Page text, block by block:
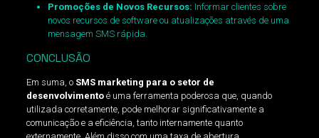
Promoções de Novos Recursos: Informar clientes sobre
novos recursos de software ou atualizações através de uma
mensagem SMS rápida.
CONCLUSÃO
Em suma, o SMS marketing para o setor de
desenvolvimentoé uma ferramenta poderosa que, quando
utilizada corretamente, pode melhorar significativamente a
comunicação e a eficiência, tanto internamente quanto